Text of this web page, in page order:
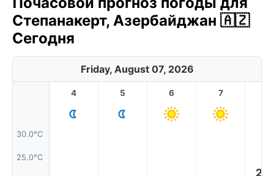
Степанакерт, Азербайджан 🇦🇿
Сегодня
Friday, August 07, 2026
30.0°C
25.0°C
4 5 6 7